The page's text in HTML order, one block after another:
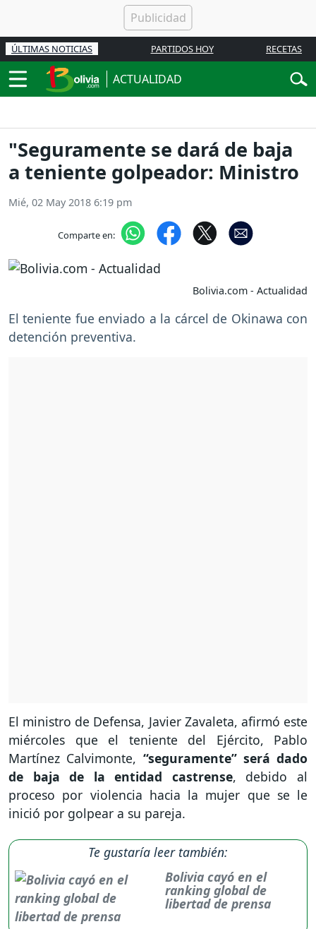
ÚLTIMAS NOTICIAS PARTIDOS HOY RECETAS
ACTUALIDAD
"Seguramente se dará de baja
a teniente golpeador: Ministro
Mié, 02 May 2018 6:19 pm
Comparte en:
Bolivia.com - Actualidad
El teniente fue enviado a la cárcel de Okinawa con
detención preventiva.
El ministro de Defensa, Javier Zavaleta, afirmó este
miércoles que el teniente del Ejército, Pablo
Martínez Calvimonte, “seguramente” será dado
de baja de la entidad castrense, debido al
proceso por violencia hacia la mujer que se le
inició por golpear a su pareja.
Te gustaría leer también:
Bolivia cayó en el
ranking global de
libertad de prensa